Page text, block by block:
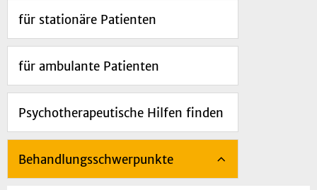
für stationäre Patienten
für ambulante Patienten
Psychotherapeutische Hilfen finden
Behandlungsschwerpunkte